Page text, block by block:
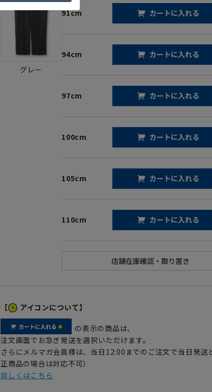
グレー
91cm カートに入れる
94cm カートに入れる
97cm カートに入れる
100cm カートに入れる
105cm カートに入れる
110cm カートに入れる
【 アイコンについて】
の表示の商品は、
注文画面でお急ぎ発送を選択いただけます。
さらにメルマガ会員様は、当日12:00までのご注文で当日発送
正商品の場合は対応不可）
詳しくはこちら